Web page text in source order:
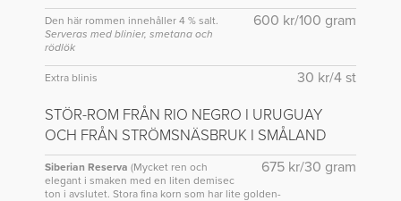
600 kr/100 gram
Den här rommen innehåller 4 % salt.
Serveras med blinier, smetana och
rödlök
30 kr/4 st
Extra blinis
STÖR-ROM FRÅN RIO NEGRO I URUGUAY
OCH FRÅN STRÖMSNÄSBRUK I SMÅLAND
675 kr/30 gram
Siberian Reserva (Mycket ren och
elegant i smaken med en liten demisec
ton i avslutet. Stora fina korn som har lite golden-